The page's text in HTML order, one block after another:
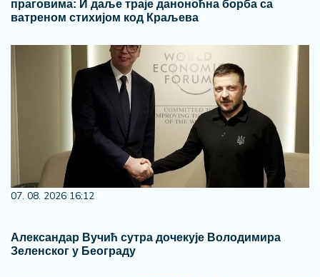
праговима: И даље траје даноноћна борба са
ватреном стихијом код Краљева
07. 08. 2026 16:12
Александар Вучић сутра дочекује Володимира
Зеленског у Београду